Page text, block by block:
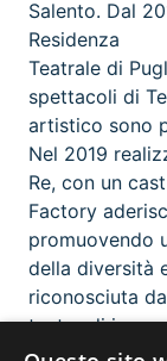
Salento. Dal
Residenza
Teatrale di
spettacoli di
artistico sono
Nel 2019
Re, con un
Factory
promuovendo
della diversità
riconosciuta
teatro di
l’infanzia e la